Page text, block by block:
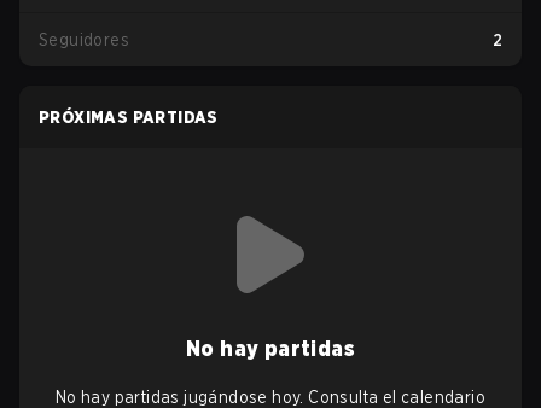
Seguidores 2
PRÓXIMAS PARTIDAS
No hay partidas
No hay partidas jugándose hoy. Consulta el calendario